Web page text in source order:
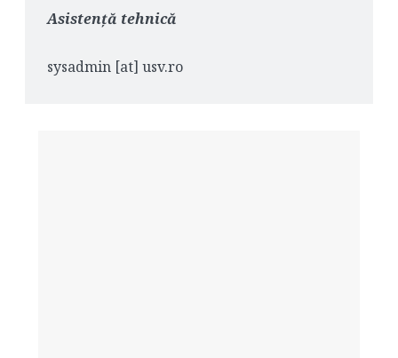
Asistenţă tehnică
sysadmin [at] usv.ro